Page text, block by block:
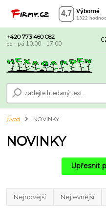
+420 773 460 082
po - pá 10:00 - 17:00
Úvod NOVINKY
NOVINKY
Upřesnit
Nejnovější Nejlevnější